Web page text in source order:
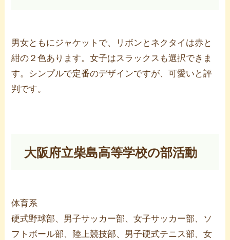
男女ともにジャケットで、リボンとネクタイは赤と
紺の２色あります。女子はスラックスも選択できま
す。シンプルで定番のデザインですが、可愛いと評
判です。
大阪府立柴島高等学校の部活動
体育系
硬式野球部、男子サッカー部、女子サッカー部、ソ
フトボール部、陸上競技部、男子硬式テニス部、女